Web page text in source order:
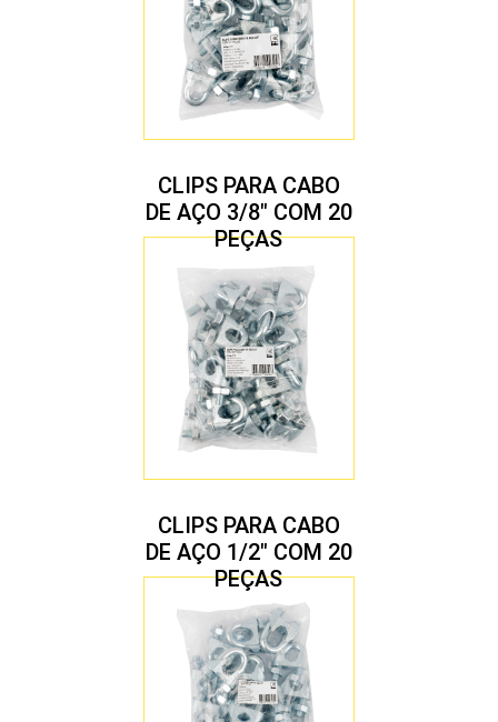
CLIPS PARA CABO
DE AÇO 3/8″ COM 20
PEÇAS
CLIPS PARA CABO
DE AÇO 1/2″ COM 20
PEÇAS